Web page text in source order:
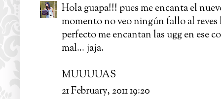
Hola guapa!!! pues me encanta el
momento no veo ningún fallo al
perfecto me encantan las ugg en ese
mal... jaja.
MUUUUAS
21 February, 2011 19:20